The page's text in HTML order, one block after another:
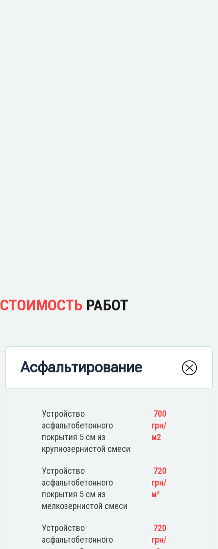
СТОИМОСТЬ РАБОТ
Асфальтирование
Устройство
асфальтобетонного
покрытия 5 см из
крупнозернистой смеси
700
грн/
м2
Устройство
асфальтобетонного
покрытия 5 см из
мелкозернистой смеси
720
грн/
м²
Устройство
асфальтобетонного
720
грн/